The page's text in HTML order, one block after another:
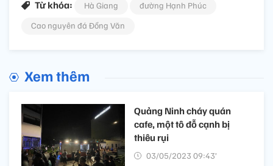
Từ khóa: Hà Giang
đường Hạnh Phúc
Cao nguyên đá Đồng Văn
Xem thêm
Quảng Ninh cháy quán
cafe, một tô đỗ cạnh bị
thiêu rụi
03/05/2023 09:43’